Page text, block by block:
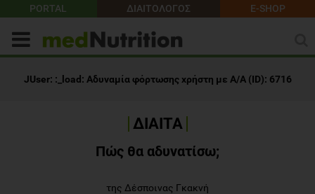
PORTAL ΔΙΑΙΤΟΛΟΓΟΣ E-SHOP
JUser: :_load: Αδυναμία φόρτωσης χρήστη με Α/Α (ID): 6716
ΔΙΑΙΤΑ
Πώς θα αδυνατίσω;
της Δέσποινας Γκακνή